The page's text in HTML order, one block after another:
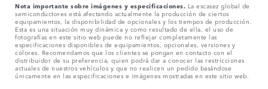
Nota importante sobre imágenes y especificaciones. La escasez global de
semiconductores está afectando actualmente la producción de ciertos
equipamientos, la disponibilidad de opcionales y los tiempos de producción.
Esta es una situación muy dinámica y como resultado de ella, el uso de
fotografías en este sitio web puede no reflejar completamente las
especificaciones disponibles de equipamientos, opcionales, versiones y
colores. Recomendamos que los clientes se pongan en contacto con el
distribuidor de su preferencia, quien podrá dar a conocer las restricciones
actuales de nuestros vehículos y que no realicen un pedido basándose
únicamente en las especificaciones e imágenes mostradas en este sitio web.